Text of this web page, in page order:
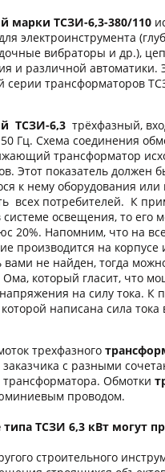
марки ТСЗИ-6,3-380/110
электроинструмента
вибраторы и др.),
и различной автоматики.
серии трансформаторов
ТСЗИ-6,3 трёхфазный,
Гц. Схема соединения
трансформатор
Этот показатель должен
к нему оборудования или
всех потребителей. К
освещения, то его
20%. Напомним, что на
производится на
вами не найден, тогда
который гласит, что
на силу тока. К
написана сила
трехфазного
заказчика с разными
Обмотки
проводом.
ТСЗИ 6,3 кВт могут
строительного